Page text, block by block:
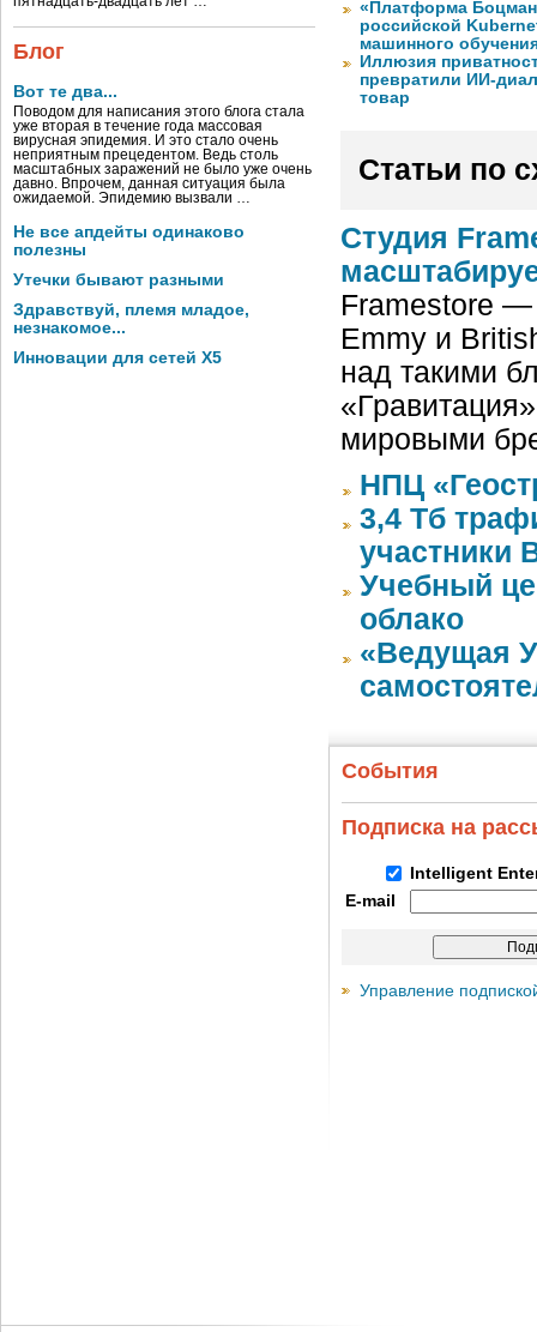
Блог
Вот те два...
Поводом для написания этого блога стала
уже вторая в течение года массовая
вирусная эпидемия. И это стало очень
неприятным прецедентом. Ведь столь
масштабных заражений не было уже очень
давно. Впрочем, данная ситуация была
ожидаемой. Эпидемию вызвали …
Не все апдейты одинаково
полезны
Утечки бывают разными
Здравствуй, племя младое,
незнакомое...
Инновации для сетей X5
«Платформа
российской
машинного
Иллюзия
превратили ИИ-
товар
Статьи по
Студия
Framestore —
Emmy и
над такими
мировыми
НПЦ
3,4 Тб
участники
Учебный
облако
«Ведущая
События
Подписка на
Intelligent
E-mail
Управление